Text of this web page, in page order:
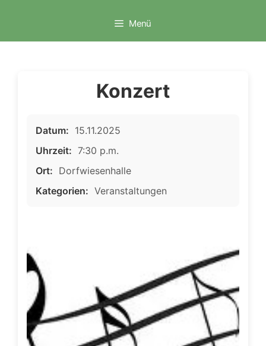
Menü
Konzert
Datum: 15.11.2025
Uhrzeit: 7:30 p.m.
Ort: Dorfwiesenhalle
Kategorien: Veranstaltungen